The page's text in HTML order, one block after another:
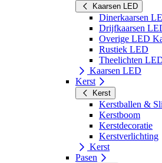
Kaarsen LED
Dinerkaarsen
Drijfkaarsen
Overige LED
Rustiek LED
Theelichten
Kaarsen LED
Kerst
Kerst
Kerstballen &
Kerstboom
Kerstdecoratie
Kerstverlichting
Kerst
Pasen